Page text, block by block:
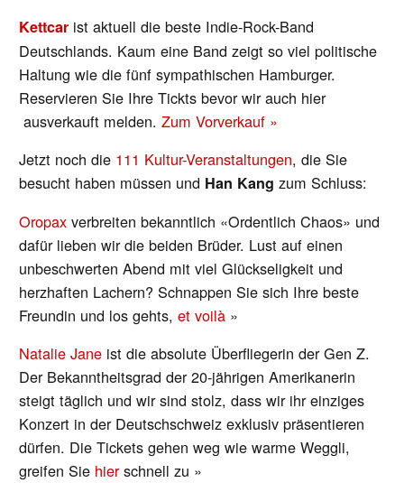
Kettcar ist aktuell die beste Indie-Rock-Band
Deutschlands. Kaum eine Band zeigt so viel politische
Haltung wie die fünf sympathischen Hamburger.
Reservieren Sie Ihre Tickts bevor wir auch hier
ausverkauft melden.Zum Vorverkauf »
Jetzt noch die 111 Kultur-Veranstaltungen, die Sie
besucht haben müssen und Han Kang zum Schluss:
Oropax verbreiten bekanntlich «Ordentlich Chaos» und
dafür lieben wir die beiden Brüder. Lust auf einen
unbeschwerten Abend mit viel Glückseligkeit und
herzhaften Lachern? Schnappen Sie sich Ihre beste
Freundin und los gehts,et voilà »
Natalie Jane ist die absolute Überfliegerin der Gen Z.
Der Bekanntheitsgrad der 20-jährigen Amerikanerin
steigt täglich und wir sind stolz, dass wir ihr einziges
Konzert in der Deutschschweiz exklusiv präsentieren
dürfen. Die Tickets gehen weg wie warme Weggli,
greifen Sie hierschnell zu »